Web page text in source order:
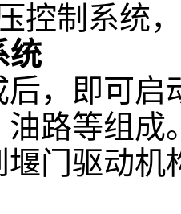
控制系统
统
后，即可
油路等组
堰门驱动